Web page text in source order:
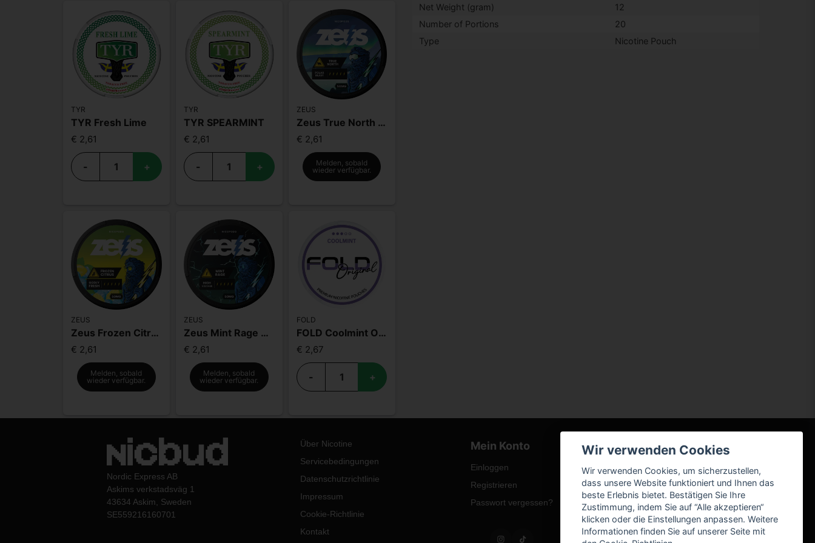
TYR
TYR Fresh Lime
€ 2,61
- +
TYR
TYR SPEARMINT
€ 2,61
- +
ZEUS
Zeus True North Extra Strong
€ 2,61
Melden, sobald
wieder verfügbar.
ZEUS
Zeus Frozen Citrus Extra Strong
€ 2,61
Melden, sobald
wieder verfügbar.
ZEUS
Zeus Mint Rage Extra Strong
€ 2,61
Melden, sobald
wieder verfügbar.
FOLD
FOLD Coolmint Original
€ 2,67
- +
Net Weight (gram)
12
Number of Portions
20
Type
Nicotine Pouch
Nordic Express AB
Askims verkstadsväg 1
43634 Askim, Sweden
SE559216160701
Über Nicotine
Servicebedingungen
Datenschutzrichtlinie
Impressum
Cookie-Richtlinie
Kontakt
Mein Konto
Einloggen
Registrieren
Passwort vergessen?
Wir verwenden Cookies
Wir verwenden Cookies, um sicherzustellen,
dass unsere Website funktioniert und Ihnen das
beste Erlebnis bietet. Bestätigen Sie Ihre
Zustimmung, indem Sie auf “Alle akzeptieren“
klicken oder die Einstellungen anpassen. Weitere
Informationen finden Sie auf unserer Seite mit